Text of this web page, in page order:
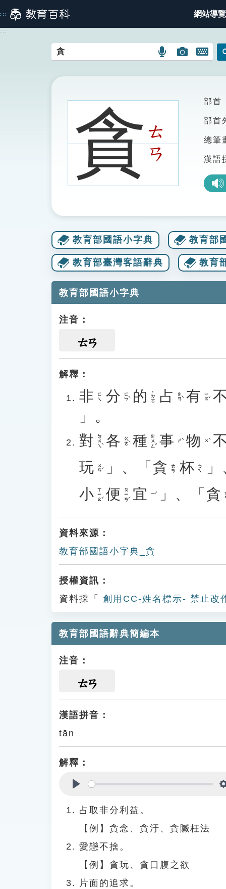
到
主
::: 網站導覽
:::
語
搜
圖
圖
搜
開
鍵
圖
貪ㄊ
ㄢ
部首
部首
總筆
漢語
教育部國語小字典 教育部
教育部臺灣客語辭典 教育
教育部國語小字典
注音：
ㄊㄢ
解釋：
非 ㄈㄟ 分 ㄈㄣˋ 的 ˙ㄉㄜ 占 ㄓㄢˋ 有 ㄧㄡˇ 不
」。
對 ㄉㄨㄟˋ 各 ㄍㄜˋ 種 ㄓㄨㄥˇ 事 ㄕˋ 物 ㄨˋ 不
玩 ㄨㄢˊ 」、「 貪 ㄊㄢ 杯 ㄅㄟ
小 ㄒㄧㄠˇ 便 ㄆㄧㄢˊ 宜 ㄧˊ 」、「 貪
資料來源：
教育部國語小字典_貪
授權資訊：
資料採「
創用CC-姓名標示- 禁止改
教育部國語辭典簡編本
注音：
ㄊㄢ
漢語拼音：
tān
解釋：
占取非分利益。
【例】貪念、貪汙、貪贓枉法
愛戀不捨。
【例】貪玩、貪口腹之欲
片面的追求。